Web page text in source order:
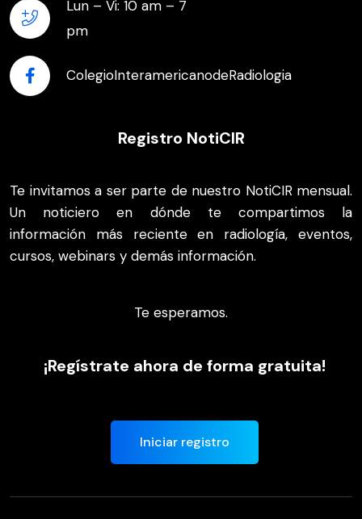
Lun – Vi: 10 am – 7
pm
ColegioInteramericanodeRadiologia
Registro NotiCIR
Te invitamos a ser parte de nuestro NotiCIR mensual.
Un noticiero en dónde te compartimos la
información más reciente en radiología, eventos,
cursos, webinars y demás información.
Te esperamos.
¡Regístrate ahora de forma gratuita!
Iniciar registro